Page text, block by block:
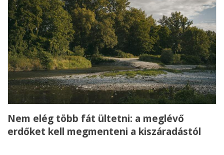
Nem elég több fát ültetni: a meglévő
erdőket kell megmenteni a kiszáradástól